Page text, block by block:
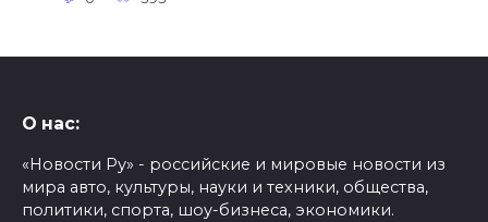
О нас:
«Новости Ру» - российские и мировые новости из
мира авто, культуры, науки и техники, общества,
политики, спорта, шоу-бизнеса, экономики.